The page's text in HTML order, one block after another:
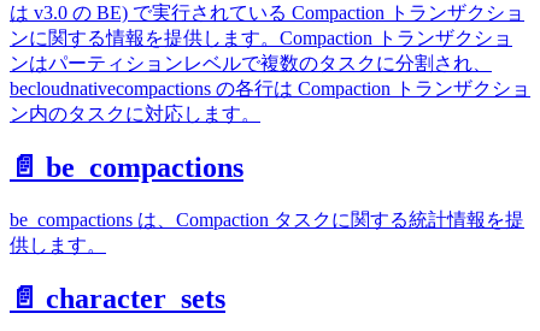
は v3.0 の BE) で実行されている Compaction トランザクショ
ンに関する情報を提供します。Compaction トランザクショ
ンはパーティションレベルで複数のタスクに分割され、
becloudnativecompactions の各行は Compaction トランザクショ
ン内のタスクに対応します。
📄️ be_compactions
be_compactions は、Compaction タスクに関する統計情報を提
供します。
📄️ character_sets